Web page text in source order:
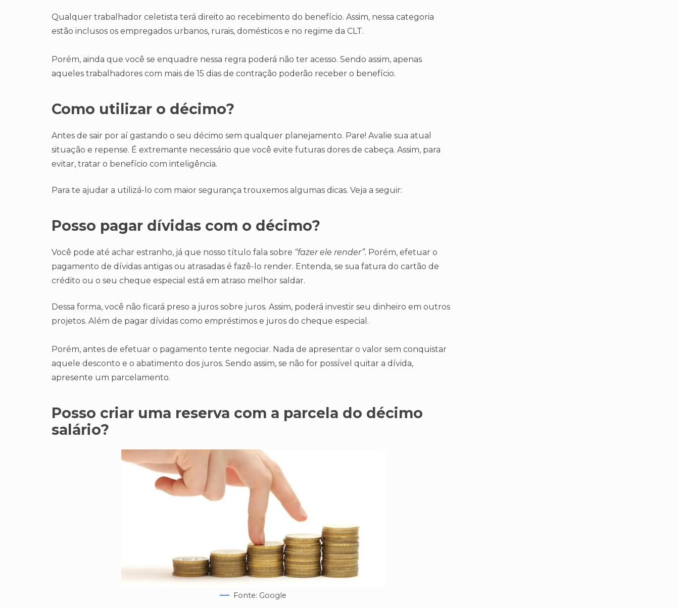
Qualquer trabalhador celetista terá direito ao recebimento do benefício. Assim, nessa categoria
estão inclusos os empregados urbanos, rurais, domésticos e no regime da CLT.
Porém, ainda que você se enquadre nessa regra poderá não ter acesso. Sendo assim, apenas
aqueles trabalhadores com mais de 15 dias de contração poderão receber o benefício.
Como utilizar o décimo?
Antes de sair por aí gastando o seu décimo sem qualquer planejamento. Pare! Avalie sua atual
situação e repense. É extremante necessário que você evite futuras dores de cabeça. Assim, para
evitar, tratar o benefício com inteligência.
Para te ajudar a utilizá-lo com maior segurança trouxemos algumas dicas. Veja a seguir:
Posso pagar dívidas com o décimo?
Você pode até achar estranho, já que nosso título fala sobre “fazer ele render”. Porém, efetuar o
pagamento de dívidas antigas ou atrasadas é fazê-lo render. Entenda, se sua fatura do cartão de
crédito ou o seu cheque especial está em atraso melhor saldar.
Dessa forma, você não ficará preso a juros sobre juros. Assim, poderá investir seu dinheiro em outros
projetos. Além de pagar dívidas como empréstimos e juros do cheque especial.
Porém, antes de efetuar o pagamento tente negociar. Nada de apresentar o valor sem conquistar
aquele desconto e o abatimento dos juros. Sendo assim, se não for possível quitar a dívida,
apresente um parcelamento.
Posso criar uma reserva com a parcela do décimo
salário?
Fonte: Google